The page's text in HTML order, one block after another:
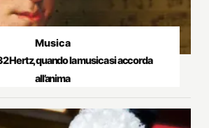
Musica
Hertz, quando la musica si accorda
all’anima